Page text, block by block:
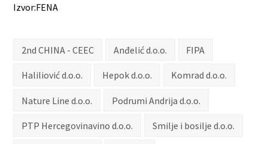
Izvor:FENA
2nd CHINA - CEEC Anđelić d.o.o. FIPA
Haliliović d.o.o. Hepok d.o.o. Komrad d.o.o.
Nature Line d.o.o. Podrumi Andrija d.o.o.
PTP Hercegovinavino d.o.o. Smilje i bosilje d.o.o.